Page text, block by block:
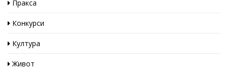
Пракса
Конкурси
Култура
Живот